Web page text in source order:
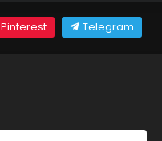
Pinterest Telegram